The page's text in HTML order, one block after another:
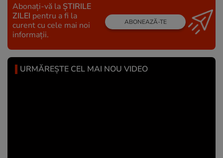
Abonați-vă la ȘTIRILE
ZILEI pentru a fi la
curent cu cele mai noi
informații.
ABONEAZĂ-TE
URMĂREȘTE CEL MAI NOU VIDEO